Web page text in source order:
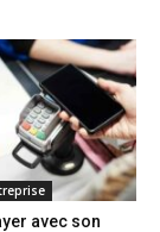
avec son